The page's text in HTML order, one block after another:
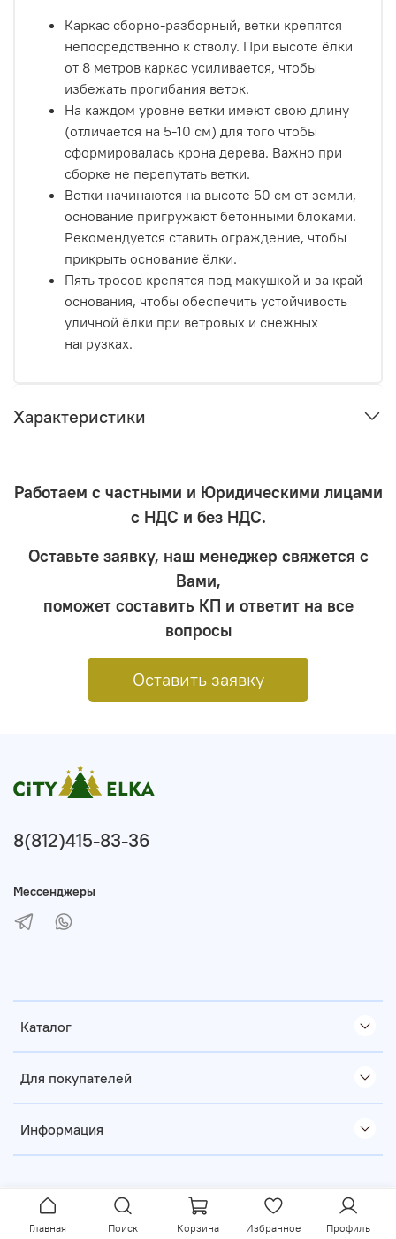
Каркас сборно-разборный, ветки крепятся
непосредственно к стволу. При высоте ёлки
от 8 метров каркас усиливается, чтобы
избежать прогибания веток.
На каждом уровне ветки имеют свою длину
(отличается на 5-10 см) для того чтобы
сформировалась крона дерева. Важно при
сборке не перепутать ветки.
Ветки начинаются на высоте 50 см от земли,
основание пригружают бетонными блоками.
Рекомендуется ставить ограждение, чтобы
прикрыть основание ёлки.
Пять тросов крепятся под макушкой и за край
основания, чтобы обеспечить устойчивость
уличной ёлки при ветровых и снежных
нагрузках.
Характеристики
Работаем с частными и Юридическими лицами
с НДС и без НДС.
Оставьте заявку, наш менеджер свяжется с
Вами,
поможет составить КП и ответит на все
вопросы
Оставить заявку
Каталог
Для покупателей
Информация
8(812)415-83-36
Мессенджеры
Главная Поиск Корзина Избранное Профиль